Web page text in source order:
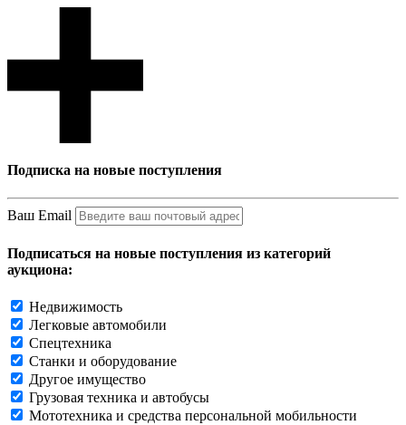
Подписка на новые поступления
Ваш Email
Подписаться на новые поступления из категорий
аукциона:
Недвижимость
Легковые автомобили
Спецтехника
Станки и оборудование
Другое имущество
Грузовая техника и автобусы
Мототехника и средства персональной мобильности